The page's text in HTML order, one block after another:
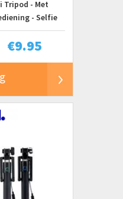
Tripod - Met
- Selfie
? Smartphone
? Met
€9.95